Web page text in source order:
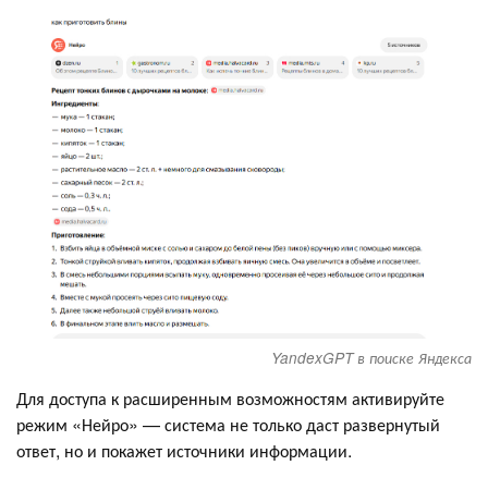
YandexGPT в поиске Яндекса
Для доступа к расширенным возможностям активируйте
режим «Нейро» — система не только даст развернутый
ответ, но и покажет источники информации.